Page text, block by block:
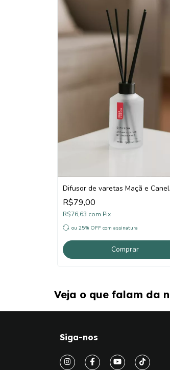
Difusor de varetas Maçã e
R$79,00
R$76,63 com Pix
ou 25% OFFcom assinatura
Comprar
Veja o que falam da
Siga-nos